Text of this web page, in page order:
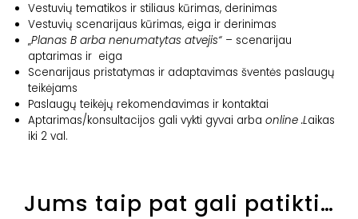
Vestuvių tematikos ir stiliaus kūrimas, derinimas
Vestuvių scenarijaus kūrimas, eiga ir derinimas
„Planas B arba nenumatytas atvejis“ – scenarijau
aptarimas ir eiga
Scenarijaus pristatymas ir adaptavimas šventės paslaugų
teikėjams
Paslaugų teikėjų rekomendavimas ir kontaktai
Aptarimas/konsultacijos gali vykti gyvai arba online .Laikas
iki 2 val.
Jums taip pat gali patikti…